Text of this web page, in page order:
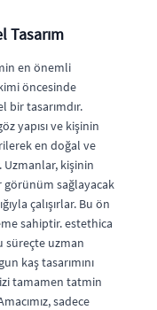
Tasarım
en önemli
öncesinde
bir tasarımdır.
yapısı ve kişinin
en doğal ve
kişinin
görünüm sağlayacak
çalışırlar. Bu ön
sahiptir. estethica
süreçte uzman
kaş tasarımını
tamamen tatmin
sadece